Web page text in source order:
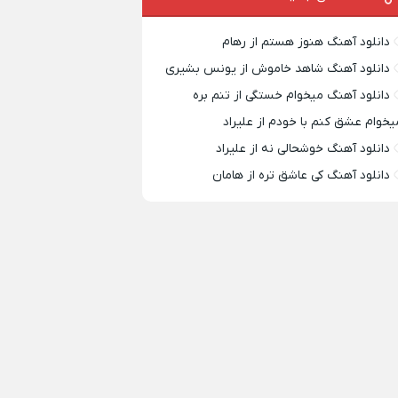
دانلود آهنگ هنوز هستم از رهام
دانلود آهنگ شاهد خاموش از یونس بشیری
دانلود آهنگ میخوام خستگی از تنم بره
عشق کنم با خودم از علیراد
دانلود آهنگ خوشحالی نه از علیراد
دانلود آهنگ کی عاشق تره از هامان